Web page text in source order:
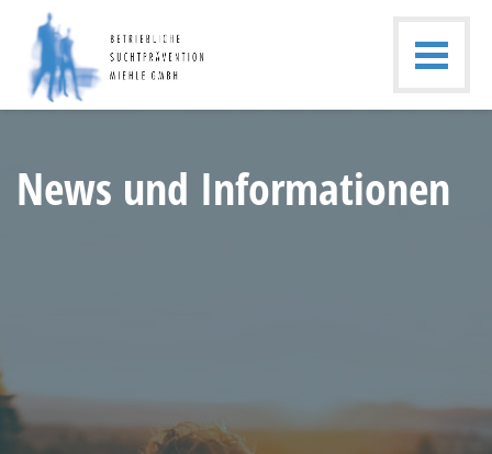
News und Informationen